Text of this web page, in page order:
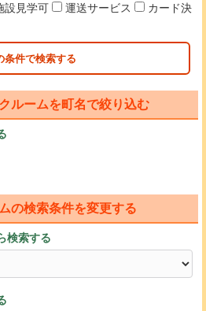
設見学可 運送サービス
カード決
条件で検索する
ルームを町名で絞り込む
の検索条件を変更する
検索する